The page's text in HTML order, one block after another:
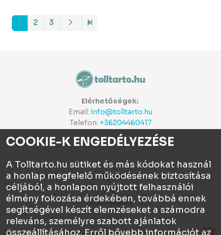
1 2 3
Elérhetőségek:
Email: info@tolltarto.hu
Telefon: +36204460417
Céginfo
ÁSZF
Adatkezelés
COOKIE-K ENGEDÉLYEZÉSE
A Tolltarto.hu sütiket és más kódokat használ
a honlap megfelelő működésének biztosítása
céljából, a honlapon nyújtott felhasználói
élmény fokozása érdekében, továbbá ennek
segítségével készít elemzéseket a számodra
releváns, személyre szabott ajánlatok
összeállításához. Erről bővebb információt az